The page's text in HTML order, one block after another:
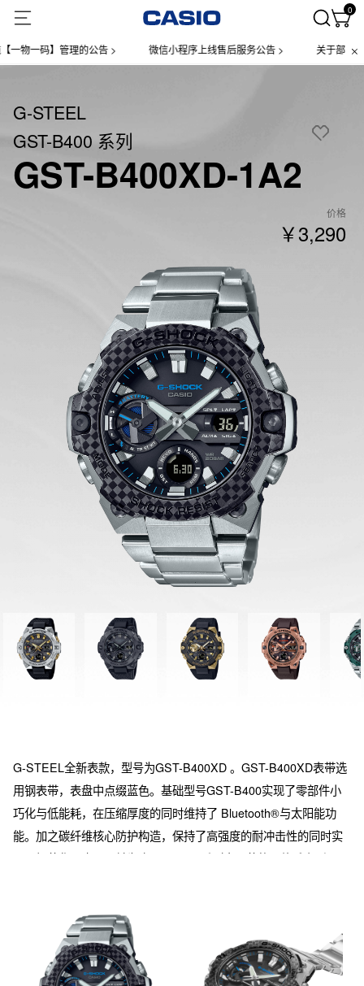
0
】管理的公告 > 微信小程序上线售后服务公告 > 关于部分手表产品
G-STEEL
GST-B400 系列
GST-B400XD-1A2
价格
￥3,290
G-STEEL全新表款，型号为GST-B400XD 。GST-B400XD表带选
用钢表带，表盘中点缀蓝色。基础型号GST-B400实现了零部件小
巧化与低能耗，在压缩厚度的同时维持了 Bluetooth®与太阳能功
能。加之碳纤维核心防护构造，保持了高强度的耐冲击性的同时实
现了轻薄化，也是目前为止G-STEEL系列中最薄的一款手表（至
十足。将金属、树脂、碳纤维三种不同的材质进行搭配融合，为兼
具坚韧与设计性的G-STEEL系列新表款。